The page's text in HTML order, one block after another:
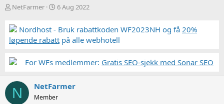
T
å
d
s
a
e
r
NetFarmer
S
r
t
a
6 Aug 2022
Nordhost - Bruk rabattkoden WF2023NH og få 20%
løpende rabatt på alle webhotell
For WFs medlemmer: Gratis SEO-sjekk med Sonar SEO
N NetFarmer
Member